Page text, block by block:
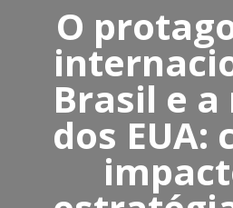
O
Brasil e a
dos EUA: